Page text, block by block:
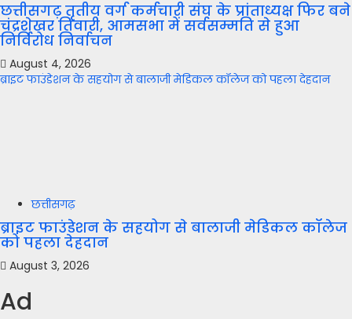
छत्तीसगढ़ तृतीय वर्ग कर्मचारी संघ के प्रांताध्यक्ष फिर बने
चंद्रशेखर तिवारी, आमसभा में सर्वसम्मति से हुआ
निर्विरोध निर्वाचन
August 4, 2026
ब्राइट फाउंडेशन के सहयोग से बालाजी मेडिकल कॉलेज को पहला देहदान
छत्तीसगढ़
ब्राइट फाउंडेशन के सहयोग से बालाजी मेडिकल कॉलेज
को पहला देहदान
August 3, 2026
Ad